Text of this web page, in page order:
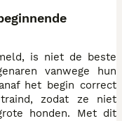
is niet de beste
vanwege hun
het begin correct
zodat ze niet
honden. Met dit